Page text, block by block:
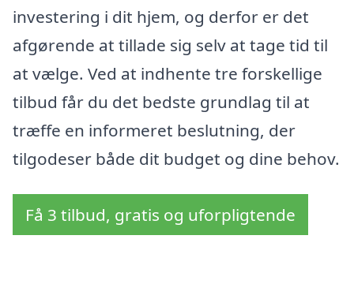
investering i dit hjem, og derfor er det
afgørende at tillade sig selv at tage tid til
at vælge. Ved at indhente tre forskellige
tilbud får du det bedste grundlag til at
træffe en informeret beslutning, der
tilgodeser både dit budget og dine behov.
Få 3 tilbud, gratis og uforpligtende